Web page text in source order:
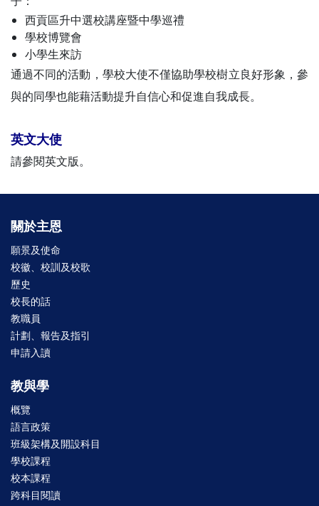
西貢區升中選校講座暨中學巡禮
學校博覽會
小學生來訪
通過不同的活動，學校大使不僅協助學校樹立良好形象，參
與的同學也能藉活動提升自信心和促進自我成長。
英文大使
請參閱英文版。
關於主恩
願景及使命
校徽、校訓及校歌
歷史
校長的話
教職員
計劃、報告及指引
申請入讀
教與學
概覽
語言政策
班級架構及開設科目
學校課程
校本課程
跨科目閱讀